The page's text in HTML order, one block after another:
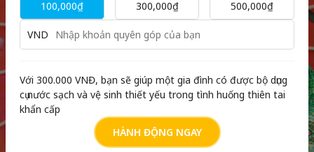
100,000₫ 300,000₫ 500,000₫
VND
Với 300.000 VNĐ, bạn sẽ giúp một gia đình có được bộ dụng
cụ nước sạch và vệ sinh thiết yếu trong tình huống thiên tai
khẩn cấp
HÀNH ĐỘNG NGAY